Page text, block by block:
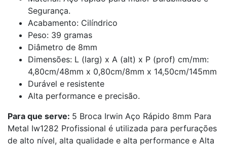
Segurança.
Acabamento: Cilíndrico
Peso: 39 gramas
Diâmetro de 8mm
Dimensões: L (larg) x A (alt) x P (prof) cm/mm:
4,80cm/48mm x 0,80cm/8mm x 14,50cm/145mm
Durável e resistente
Alta performance e precisão.
Para que serve: 5 Broca Irwin Aço Rápido 8mm Para
Metal Iw1282 Profissional é utilizada para perfurações
de alto nível, alta qualidade e alta performance e Alta